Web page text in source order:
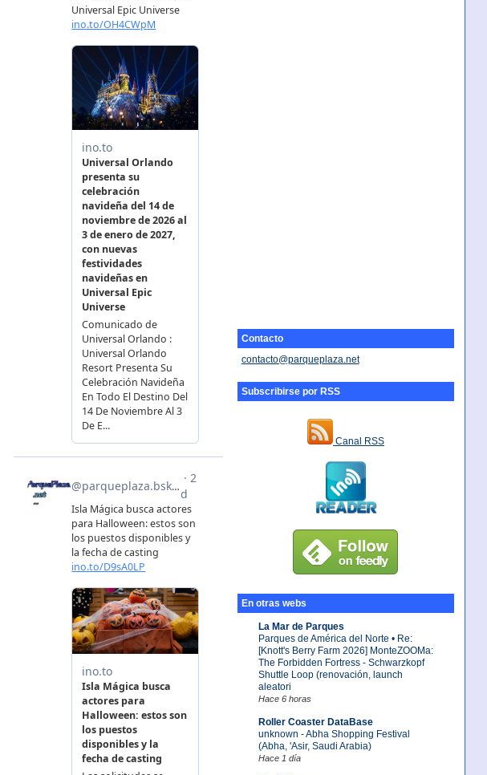
Contacto
contacto@parqueplaza.net
Subscribirse por RSS
Canal RSS
En otras webs
La Mar de Parques
Parques de América del Norte • Re:
[Knott's Berry Farm 2026] MonteZOOMa:
The Forbidden Fortress - Schwarzkopf
Shuttle Loop (renovación, launch
aleatori
Hace 6 horas
Roller Coaster DataBase
unknown - Abha Shopping Festival
(Abha, 'Asir, Saudi Arabia)
Hace 1 día